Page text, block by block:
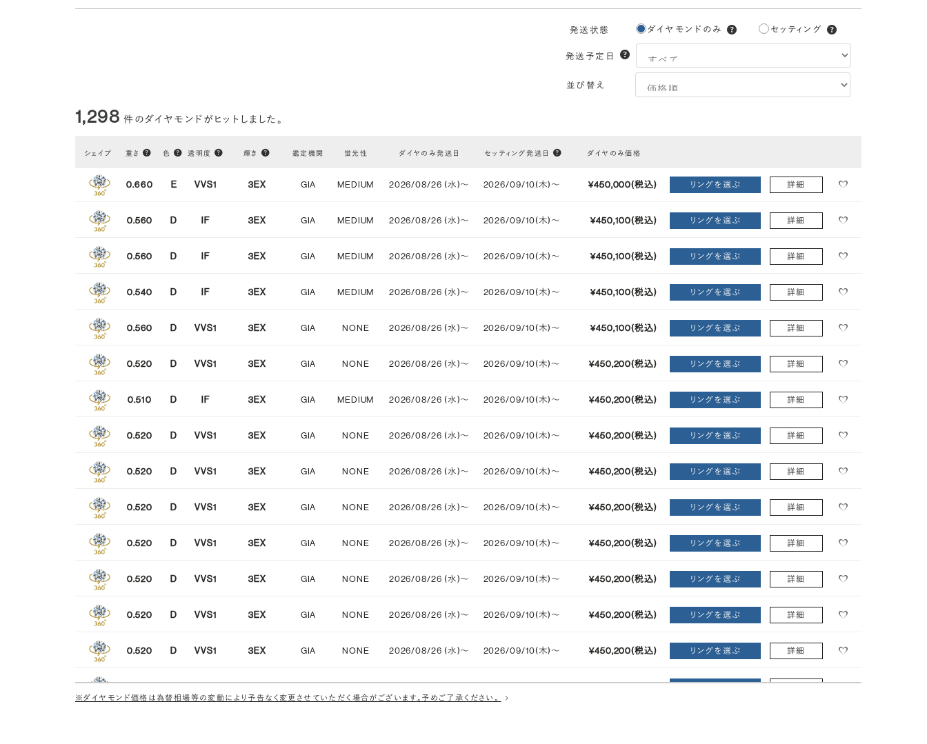
Excellent
トリプル
ハートアンドキューピッド
トリプルエクセレント
ほぼ無色
中央宝石研究所：CGL
研磨状態 VERY GOOD EXCELLENT 対称性 VERY GOOD EXCELLENT
蛍光性 NONE FAINT MEDIUM STRONG
発送状態 ダイヤモンドのみ セッティング
発送予定日
並び替え
1,298件のダイヤモンドがヒットしました。
シェイプ 重さ 色 透明度 輝き 鑑定機関 蛍光性 ダイヤのみ発送日 セッティング発送日 ダイヤのみ価格
0.660 E VVS1 3EX GIA MEDIUM 2026/08/26 (水)〜 2026/09/10(木)〜 ¥450,000(税込) リングを選ぶ 詳細
0.560 D IF 3EX GIA MEDIUM 2026/08/26 (水)〜 2026/09/10(木)〜 ¥450,100(税込) リングを選ぶ 詳細
0.560 D IF 3EX GIA MEDIUM 2026/08/26 (水)〜 2026/09/10(木)〜 ¥450,100(税込) リングを選ぶ 詳細
0.540 D IF 3EX GIA MEDIUM 2026/08/26 (水)〜 2026/09/10(木)〜 ¥450,100(税込) リングを選ぶ 詳細
0.560 D VVS1 3EX GIA NONE 2026/08/26 (水)〜 2026/09/10(木)〜 ¥450,100(税込) リングを選ぶ 詳細
0.520 D VVS1 3EX GIA NONE 2026/08/26 (水)〜 2026/09/10(木)〜 ¥450,200(税込) リングを選ぶ 詳細
0.510 D IF 3EX GIA MEDIUM 2026/08/26 (水)〜 2026/09/10(木)〜 ¥450,200(税込) リングを選ぶ 詳細
0.520 D VVS1 3EX GIA NONE 2026/08/26 (水)〜 2026/09/10(木)〜 ¥450,200(税込) リングを選ぶ 詳細
0.520 D VVS1 3EX GIA NONE 2026/08/26 (水)〜 2026/09/10(木)〜 ¥450,200(税込) リングを選ぶ 詳細
0.520 D VVS1 3EX GIA NONE 2026/08/26 (水)〜 2026/09/10(木)〜 ¥450,200(税込) リングを選ぶ 詳細
0.520 D VVS1 3EX GIA NONE 2026/08/26 (水)〜 2026/09/10(木)〜 ¥450,200(税込) リングを選ぶ 詳細
0.520 D VVS1 3EX GIA NONE 2026/08/26 (水)〜 2026/09/10(木)〜 ¥450,200(税込) リングを選ぶ 詳細
0.520 D VVS1 3EX GIA NONE 2026/08/26 (水)〜 2026/09/10(木)〜 ¥450,200(税込) リングを選ぶ 詳細
0.520 D VVS1 3EX GIA NONE 2026/08/26 (水)〜 2026/09/10(木)〜 ¥450,200(税込) リングを選ぶ 詳細
0.520 D VVS1 3EX GIA NONE 2026/08/26 (水)〜 2026/09/10(木)〜 ¥450,200(税込) リングを選ぶ 詳細
※ダイヤモンド価格は為替相場等の変動により予告なく変更させていただく場合がございます。予めご了承ください。